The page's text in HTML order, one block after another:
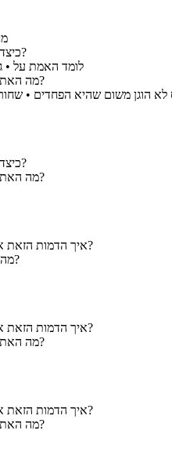
•
כיצד משנים את האופי הזה לאורך זמן?
• לומד האמת על
מה האתגרים העומדים בפני הדמות הזאת?
לא הוגן משום שהיא הפחדים •
כיצד משנים את האופי הזה לאורך זמן?
מה האתגרים העומדים בפני הדמות הזאת?
איך הדמות הזאת אינטראקציה עם הדמות הראשית?
מה האתגרים הדמויות הללו אל פנים?
איך הדמות הזאת אינטראקציה עם הדמות הראשית?
מה האתגרים העומדים בפני הדמות הזאת?
איך הדמות הזאת אינטראקציה עם הדמות הראשית?
מה האתגרים העומדים בפני הדמות הזאת?